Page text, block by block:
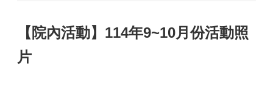
【院內活動】114年9~10月份活動照
片